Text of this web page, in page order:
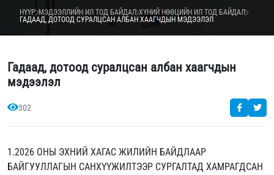
НҮҮР МЭДЭЭЛЛИЙН ИЛ ТОД БАЙДАЛ ХҮНИЙ НӨӨЦИЙН ИЛ ТОД БАЙДАЛ
ГАДААД, ДОТООД СУРАЛЦСАН АЛБАН ХААГЧДЫН МЭДЭЭЛЭЛ
Гадаад, дотоод суралцсан албан хаагчдын
мэдээлэл
302
1.2026 ОНЫ ЭХНИЙ ХАГАС ЖИЛИЙН БАЙДЛААР
БАЙГУУЛЛАГЫН САНХҮҮЖИЛТЭЭР СУРГАЛТАД ХАМРАГДСАН